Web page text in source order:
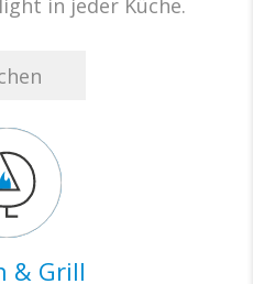
in jeder Küche.
& Grill